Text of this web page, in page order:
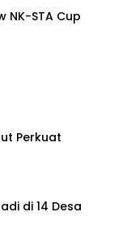
NK-STA Cup
Perkuat
di 14 Desa